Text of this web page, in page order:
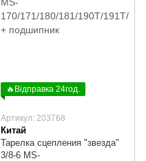
🔥Відправка 24год.
Артикул: 203768
Китай
Тарелка сцепления "звезда"
3/8-6 MS-